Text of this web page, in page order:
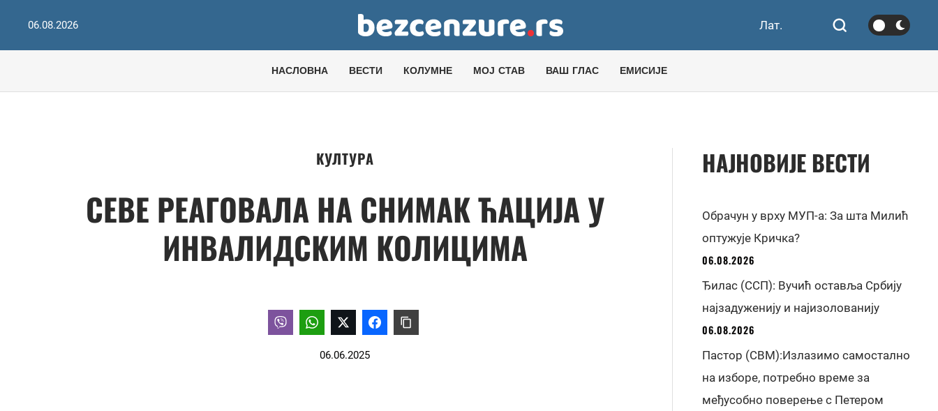
06.08.2026 Лат.
НАСЛОВНА ВЕСТИ КОЛУМНЕ МОЈ СТАВ ВАШ ГЛАС ЕМИСИЈЕ
КУЛТУРА
СЕВЕ РЕАГОВАЛА НА СНИМАК ЋАЦИЈА У
ИНВАЛИДСКИМ КОЛИЦИМА
06.06.2025
НАЈНОВИЈЕ ВЕСТИ
Обрачун у врху МУП-а: За шта Милић
оптужује Кричка?
06.08.2026
Ђилас (ССП): Вучић оставља Србију
најзадуженију и најизолованију
06.08.2026
Пастор (СВМ):Излазимо самостално
на изборе, потребно време за
међусобно поверење с Петером